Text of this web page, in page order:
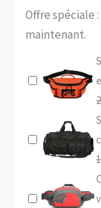
Offre spéciale
maintenant.